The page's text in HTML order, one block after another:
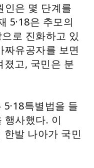
인은 몇 단계를
5·18은 추모의
로 진화하고 있
유공자를 보면
졌고, 국민은 분
특별법을 들
행사했다. 이
한발 나아가 국민